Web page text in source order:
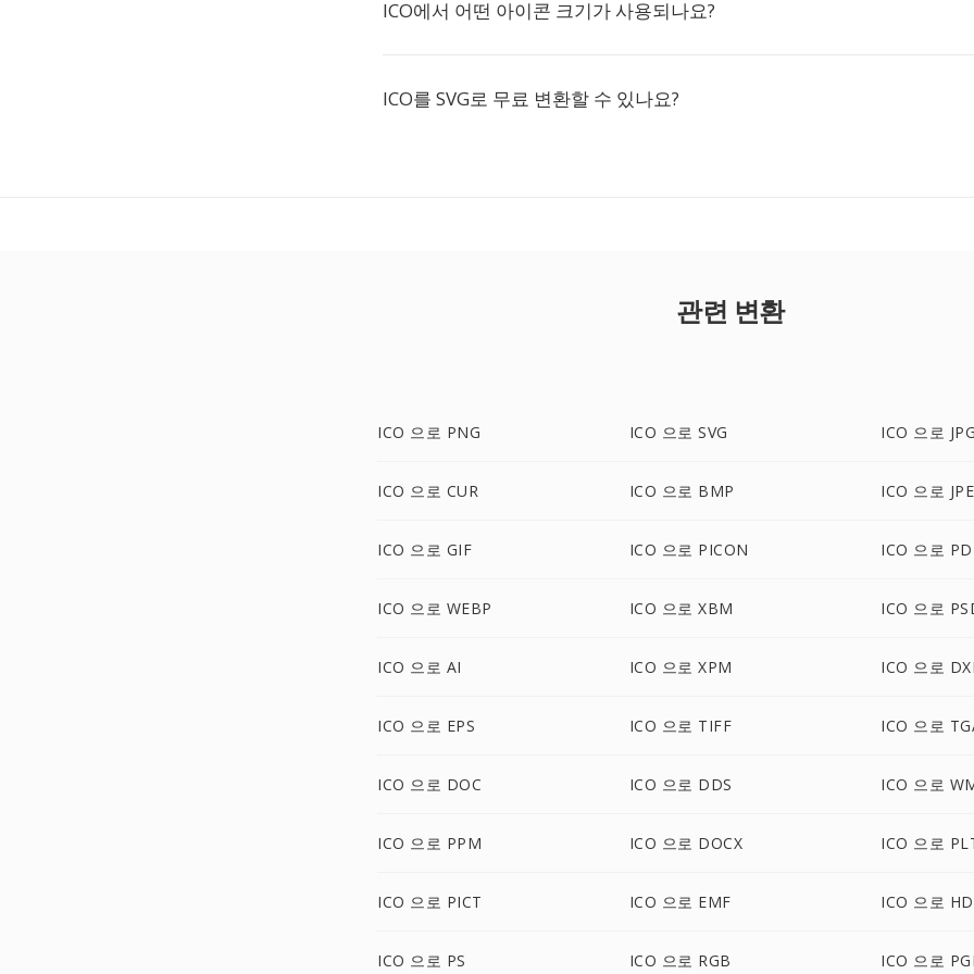
ICO에서 어떤 아이콘 크기가 사용되나요?
ICO를 SVG로 무료 변환할 수 있나요?
관련 변환
ICO 으로 PNG ICO 으로 SVG ICO 으로
ICO 으로 CUR ICO 으로 BMP ICO 으로
ICO 으로 GIF ICO 으로 PICON ICO 으로
ICO 으로 WEBP ICO 으로 XBM ICO 으로
ICO 으로 AI ICO 으로 XPM ICO 으로
ICO 으로 EPS ICO 으로 TIFF ICO 으로
ICO 으로 DOC ICO 으로 DDS ICO 으로
ICO 으로 PPM ICO 으로 DOCX ICO 으로
ICO 으로 PICT ICO 으로 EMF ICO 으로
ICO 으로 PS ICO 으로 RGB ICO 으로